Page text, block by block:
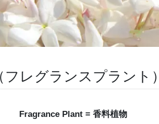
フレグランスプラント
Fragrance Plant = 香料植物